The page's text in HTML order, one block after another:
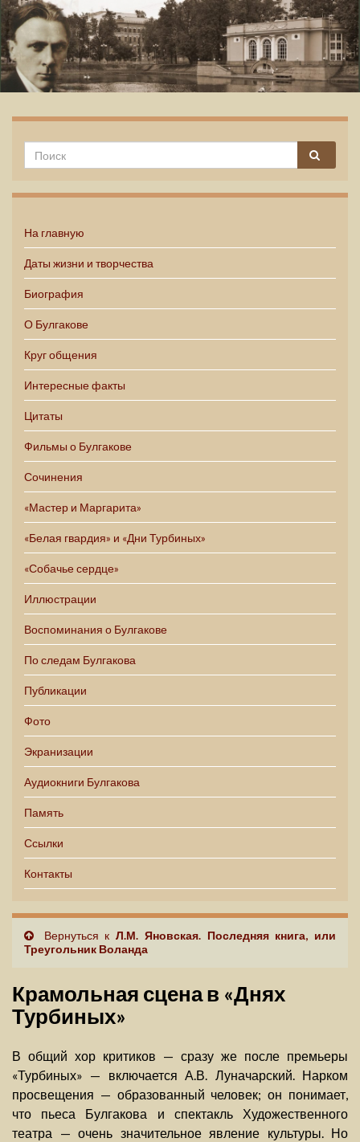
На главную
Даты жизни и творчества
Биография
О Булгакове
Круг общения
Интересные факты
Цитаты
Фильмы о Булгакове
Сочинения
«Мастер и Маргарита»
«Белая гвардия» и «Дни Турбиных»
«Собачье сердце»
Иллюстрации
Воспоминания о Булгакове
По следам Булгакова
Публикации
Фото
Экранизации
Аудиокниги Булгакова
Память
Ссылки
Контакты
Вернуться кЛ.М. Яновская. Последняя книга, или
Треугольник Воланда
Крамольная сцена в «Днях
Турбиных»
В общий хор критиков — сразу же после премьеры
«Турбиных» — включается А.В. Луначарский. Нарком
просвещения — образованный человек; он понимает,
что пьеса Булгакова и спектакль Художественного
театра — очень значительное явление культуры. Но